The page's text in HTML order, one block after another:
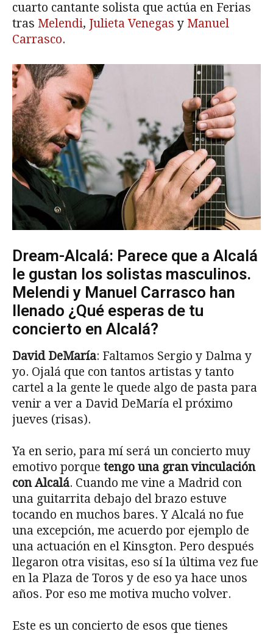
cuarto cantante solista que actúa en Ferias
tras Melendi, Julieta Venegas y Manuel
Carrasco.
Dream-Alcalá: Parece que a Alcalá
le gustan los solistas masculinos.
Melendi y Manuel Carrasco han
llenado ¿Qué esperas de tu
concierto en Alcalá?
David DeMaría: Faltamos Sergio y Dalma y
yo. Ojalá que con tantos artistas y tanto
cartel a la gente le quede algo de pasta para
venir a ver a David DeMaría el próximo
jueves (risas).
Ya en serio, para mí será un concierto muy
emotivo porque tengo una gran vinculación
con Alcalá. Cuando me vine a Madrid con
una guitarrita debajo del brazo estuve
tocando en muchos bares. Y Alcalá no fue
una excepción, me acuerdo por ejemplo de
una actuación en el Kinsgton. Pero después
llegaron otra visitas, eso sí la última vez fue
en la Plaza de Toros y de eso ya hace unos
años. Por eso me motiva mucho volver.
Este es un concierto de esos que tienes